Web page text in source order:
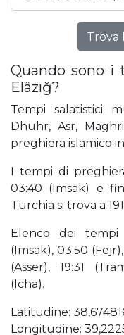
Trova
Quando sono i
Elâzığ?
Tempi salatistici
Dhuhr, Asr,
preghiera islamico in
I tempi di
03:40 (Imsak) e
Turchia si trova a
Elenco dei
(Imsak), 03:50
(Asser), 19:31
(Icha).
Latitudine:
Longitudine: